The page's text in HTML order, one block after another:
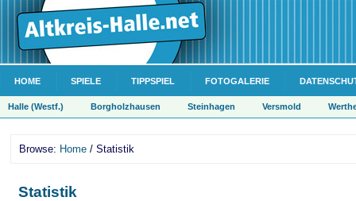
HOME SPIELE TIPPSPIEL FOTOGALERIE
Halle (Westf.) Borgholzhausen Steinhagen Versmold
Browse: Home / Statistik
Statistik